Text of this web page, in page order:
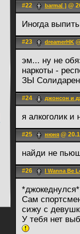
#22 barma[ ] @
Иногда
#23 dreamerHK
эм... ну не
наркоты -
ЗЫ
#24 джонсон и
я алкоголик и
#25 нюня @
найди не
#26 I Wanna Be
Сам
сижу с
У тебя нет